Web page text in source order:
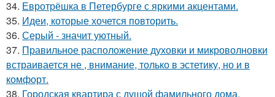
34. Евротрёшка в Петербурге с яркими акцентами.
35. Идеи, которые хочется повторить.
36. Серый - значит уютный.
37. Правильное расположение духовки и микроволновки
встраивается не , внимание, только в эстетику, но и в
комфорт.
38. Городская квартира с душой фамильного дома.